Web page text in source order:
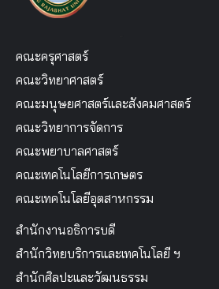
คณะครุศาสตร์
คณะวิทยาศาสตร์
คณะมนุษยศาสตร์และสังคมศาสตร์
คณะวิทยาการจัดการ
คณะพยาบาลศาสตร์
คณะเทคโนโลยีการเกษตร
คณะเทคโนโลยีอุตสาหกรรม
สำนักงานอธิการบดี
สำนักวิทยบริการและเทคโนโลยี ฯ
สำนักศิลปะและวัฒนธรรม